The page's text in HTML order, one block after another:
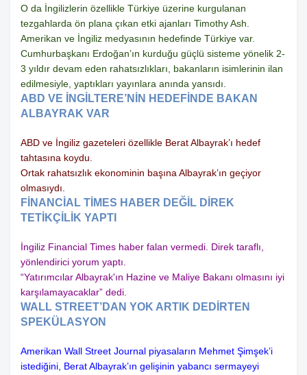
O da İngilizlerin özellikle Türkiye üzerine kurgulanan
tezgahlarda ön plana çıkan etki ajanları Timothy Ash.
Amerikan ve İngiliz medyasının hedefinde Türkiye var.
Cumhurbaşkanı Erdoğan’ın kurduğu güçlü sisteme yönelik 2-
3 yıldır devam eden rahatsızlıkları, bakanların isimlerinin ilan
edilmesiyle, yaptıkları yayınlara anında yansıdı.
ABD VE İNGİLTERE’NİN HEDEFİNDE BAKAN
ALBAYRAK VAR
ABD ve İngiliz gazeteleri özellikle Berat Albayrak’ı hedef
tahtasına koydu.
Ortak rahatsızlık ekonominin başına Albayrak’ın geçiyor
olmasıydı.
FİNANCİAL TİMES HABER DEĞİL DİREK
TETİKÇİLİK YAPTI
İngiliz Financial Times haber falan vermedi. Direk taraflı,
yönlendirici yorum yaptı.
“Yatırımcılar Albayrak'ın Hazine ve Maliye Bakanı olmasını iyi
karşılamayacaklar” dedi.
WALL STREET’DAN YOK ARTIK DEDİRTEN
SPEKÜLASYON
Amerikan Wall Street Journal piyasaların Mehmet Şimşek’i
istediğini, Berat Albayrak’ın gelişinin yabancı sermayeyi